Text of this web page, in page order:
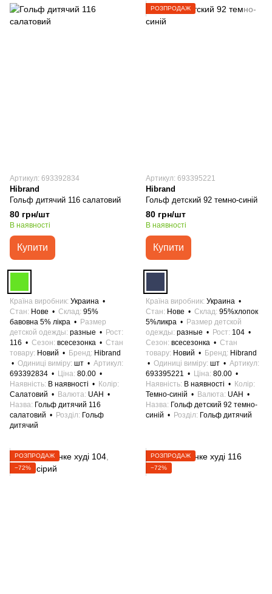
Артикул: 693392834
Hibrand
Гольф дитячий 116 салатовий
80 грн/шт
В наявності
Купити
Країна виробник Украина
Стан Нове Склад 95%
бавовна 5% лікра
Размер
детской одежды разные
Рост
116
Сезон всесезонка
Стан
товару Новий Бренд Hibrand
Одиниці виміру шт
Артикул
693392834
Ціна 80.00
Наявність В наявності
Колір
Салатовий
Валюта UAH
Назва Гольф дитячий 116
салатовий
Розділ Гольф
дитячий
РОЗПРОДАЖ
Артикул: 693395221
Hibrand
Гольф детский 92 темно-синій
80 грн/шт
В наявності
Купити
Країна виробник Украина
Стан Нове Склад 95%хлопок
5%ликра
Размер детской
одежды разные Рост 104
Сезон всесезонка
Стан
товару Новий Бренд Hibrand
Одиниці виміру шт
Артикул
693395221
Ціна 80.00
Наявність В наявності
Колір
Темно-синій
Валюта UAH
Назва Гольф детский 92 темно-
синій
Розділ Гольф дитячий
РОЗПРОДАЖ
−72%
РОЗПРОДАЖ
−72%